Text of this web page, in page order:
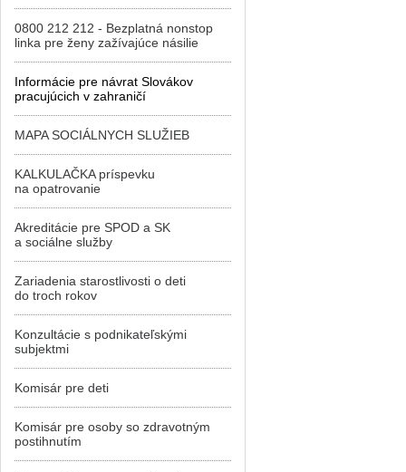
0800 212 212 - Bezplatná nonstop
linka pre ženy zažívajúce násilie
Informácie pre návrat Slovákov
pracujúcich v zahraničí
MAPA SOCIÁLNYCH SLUŽIEB
KALKULAČKA príspevku
na opatrovanie
Akreditácie pre SPOD a SK
a sociálne služby
Zariadenia starostlivosti o deti
do troch rokov
Konzultácie s podnikateľskými
subjektmi
Komisár pre deti
Komisár pre osoby so zdravotným
postihnutím